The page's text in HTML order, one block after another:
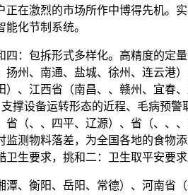
在激烈的市场所作中博得先机。
化节制系统。
包拆形式多样化。高精度的定
州、南通、盐城、徐州、连云港
、江西省（南昌、、赣州、宜春
设备运转形态的近程、毛病预
（、、四平、辽源）、省（、、
测物料落差，为全国各地的食物
生要求，挑和二：卫生取平安要求
衡阳、岳阳、常德）、河南省